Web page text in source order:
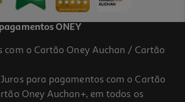
ONEY
com o Cartão Oney Auchan / Cartão
para pagamentos com o Cartão
Oney Auchan+, em todos os